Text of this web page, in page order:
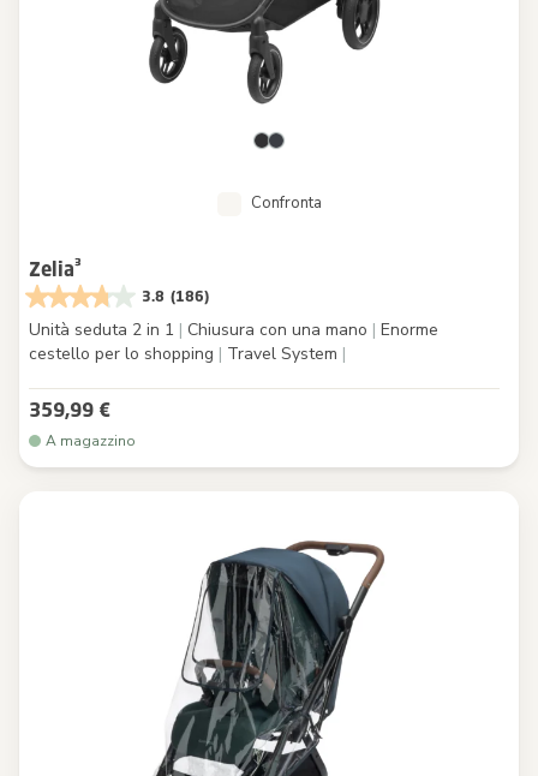
Confronta
Zelia³
3.8 (186)
Unità seduta 2 in 1 | Chiusura con una mano | Enorme
cestello per lo shopping | Travel System |
359,99 €
A magazzino